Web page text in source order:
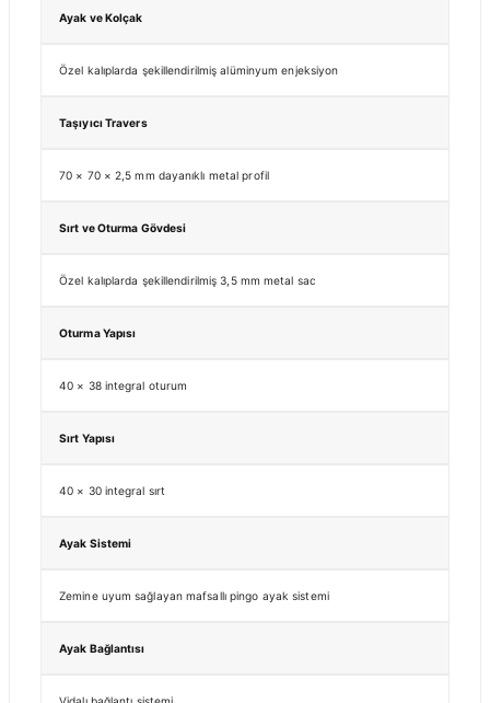
Ayak ve Kolçak
Özel kalıplarda şekillendirilmiş alüminyum enjeksiyon
Taşıyıcı Travers
70 × 70 × 2,5 mm dayanıklı metal profil
Sırt ve Oturma Gövdesi
Özel kalıplarda şekillendirilmiş 3,5 mm metal sac
Oturma Yapısı
40 × 38 integral oturum
Sırt Yapısı
40 × 30 integral sırt
Ayak Sistemi
Zemine uyum sağlayan mafsallı pingo ayak sistemi
Ayak Bağlantısı